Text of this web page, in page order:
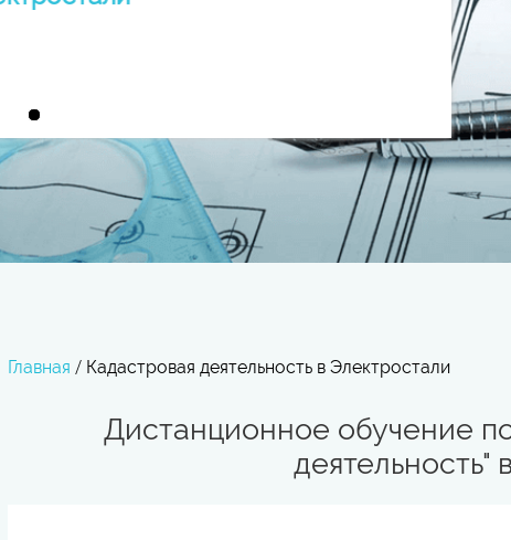
Главная / Кадастровая деятельность в Электростали
Дистанционное обучение
деятельность"